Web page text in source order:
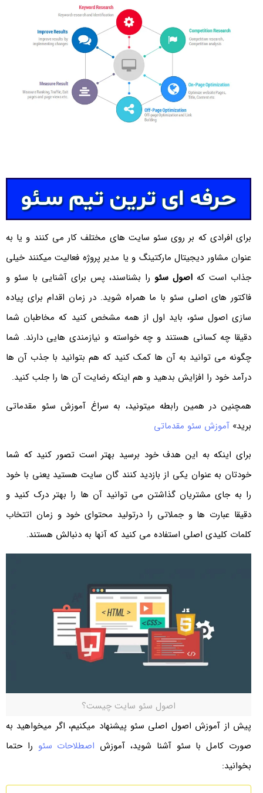
برای افرادی که بر روی سئو سایت های مختلف کار می کنند و یا به
عنوان مشاور دیجیتال مارکتینگ و یا مدیر پروژه فعالیت میکنند خیلی
جذاب است که اصول سئورا بشناسند، پس برای آشنایی با سئو و
فاکتور های اصلی سئو با ما همراه شوید. در زمان اقدام برای پیاده
سازی اصول سئو، باید اول از همه مشخص کنید که مخاطبان شما
دقیقا چه کسانی هستند و چه خواسته و نیازمندی هایی دارند. شما
چگونه می توانید به آن ها کمک کنید که هم بتوانید با جذب آن ها
درآمد خود را افزایش بدهید و هم اینکه رضایت آن ها را جلب کنید.
همچنین در همین رابطه میتونید، به سراغ آموزش سئو مقدماتی
برید» آموزش سئو مقدماتی
برای اینکه به این هدف خود برسید بهتر است تصور کنید که شما
خودتان به عنوان یکی از بازدید کنند گان سایت هستید یعنی با خود
را به جای مشتریان گذاشتن می توانید آن ها را بهتر درک کنید و
دقیقا عبارت ها و جملاتی را درتولید محتوای خود و زمان اتتخاب
کلمات کلیدی اصلی استفاده می کنید که آنها به دنبالش هستند.
اصول سئو سایت چیست؟
پیش از آموزش اصول اصلی سئو پیشنهاد میکنیم، اگر میخواهید به
صورت کامل با سئو آشنا شوید، آموزش اصطلاحات سئورا حتما
بخوانید: